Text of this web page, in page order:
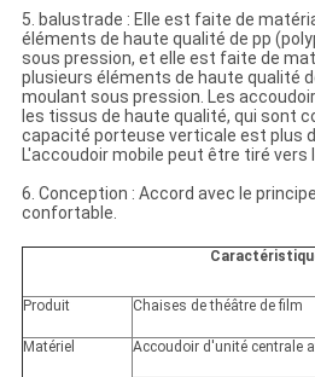
5. balustrade : Elle est faite de
éléments de haute qualité de pp
sous pression, et elle est faite de
plusieurs éléments de haute qualité
moulant sous pression. Les
les tissus de haute qualité, qui sont
capacité porteuse verticale est plus
L'accoudoir mobile peut être tiré vers
6. Conception : Accord avec le
confortable.
Produit Chaises de théâtre de film
Matériel Accoudoir d'unité centrale